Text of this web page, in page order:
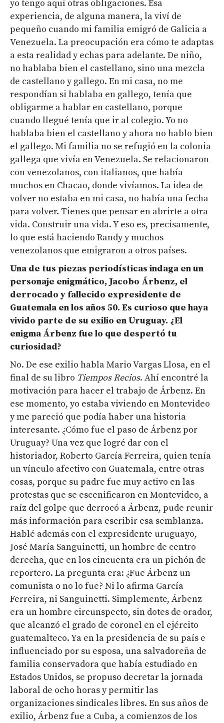
yo tengo aquí otras obligaciones. Esa
experiencia, de alguna manera, la viví de
pequeño cuando mi familia emigró de Galicia a
Venezuela. La preocupación era cómo te adaptas
a esta realidad y echas para adelante. De niño,
no hablaba bien el castellano, sino una mezcla
de castellano y gallego. En mi casa, no me
respondían si hablaba en gallego, tenía que
obligarme a hablar en castellano, porque
cuando llegué tenía que ir al colegio. Yo no
hablaba bien el castellano y ahora no hablo bien
el gallego. Mi familia no se refugió en la colonia
gallega que vivía en Venezuela. Se relacionaron
con venezolanos, con italianos, que había
muchos en Chacao, donde vivíamos. La idea de
volver no estaba en mi casa, no había una fecha
para volver. Tienes que pensar en abrirte a otra
vida. Construir una vida. Y eso es, precisamente,
lo que está haciendo Randy y muchos
venezolanos que emigraron a otros países.
Una de tus piezas periodísticas indaga en un
personaje enigmático, Jacobo Árbenz, el
derrocado y fallecido expresidente de
Guatemala en los años 50. Es curioso que haya
vivido parte de su exilio en Uruguay. ¿El
enigma Árbenz fue lo que despertó tu
curiosidad?
No. De ese exilio habla Mario Vargas Llosa, en el
final de su libro Tiempos Recios. Ahí encontré la
motivación para hacer el trabajo de Árbenz. En
ese momento, yo estaba viviendo en Montevideo
y me pareció que podía haber una historia
interesante. ¿Cómo fue el paso de Árbenz por
Uruguay? Una vez que logré dar con el
historiador, Roberto García Ferreira, quien tenía
un vínculo afectivo con Guatemala, entre otras
cosas, porque su padre fue muy activo en las
protestas que se escenificaron en Montevideo, a
raíz del golpe que derrocó a Árbenz, pude reunir
más información para escribir esa semblanza.
Hablé además con el expresidente uruguayo,
José María Sanguinetti, un hombre de centro
derecha, que en los cincuenta era un pichón de
reportero. La pregunta era: ¿Fue Árbenz un
comunista o no lo fue? Ni lo afirma García
Ferreira, ni Sanguinetti. Simplemente, Árbenz
era un hombre circunspecto, sin dotes de orador,
que alcanzó el grado de coronel en el ejército
guatemalteco. Ya en la presidencia de su país e
influenciado por su esposa, una salvadoreña de
familia conservadora que había estudiado en
Estados Unidos, se propuso decretar la jornada
laboral de ocho horas y permitir las
organizaciones sindicales libres. En sus años de
exilio, Árbenz fue a Cuba, a comienzos de los